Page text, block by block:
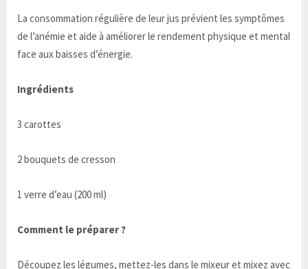
La consommation régulière de leur jus prévient les symptômes
de l’anémie et aide à améliorer le rendement physique et mental
face aux baisses d’énergie.
Ingrédients
3 carottes
2 bouquets de cresson
1 verre d’eau (200 ml)
Comment le préparer ?
Découpez les légumes, mettez-les dans le mixeur et mixez avec